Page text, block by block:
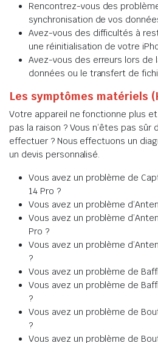
Rencontrez-vous des
synchronisation de vos
Avez-vous des difficultés à
une réinitialisation de votre
Avez-vous des erreurs lors de
données ou le transfert de
Les symptômes matériels
Votre appareil ne fonctionne plus et
pas la raison ? Vous n’êtes pas sûr
effectuer ? Nous effectuons un
un devis personnalisé.
Vous avez un problème de
14 Pro ?
Vous avez un problème
Vous avez un problème
Pro ?
Vous avez un problème
?
Vous avez un problème de
Vous avez un problème de
?
Vous avez un problème de
?
Vous avez un problème de